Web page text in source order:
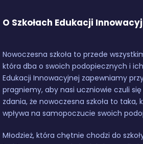
O Szkołach Edukacji
Nowoczesna szkoła to przede
która dba o swoich podopiecznych i ich
Edukacji Innowacyjnej zapewniamy
pragniemy, aby nasi uczniowie czuli
zdania, że nowoczesna szkoła to taka,
wpływa na samopoczucie swoich
Młodzież, która chętnie chodzi do